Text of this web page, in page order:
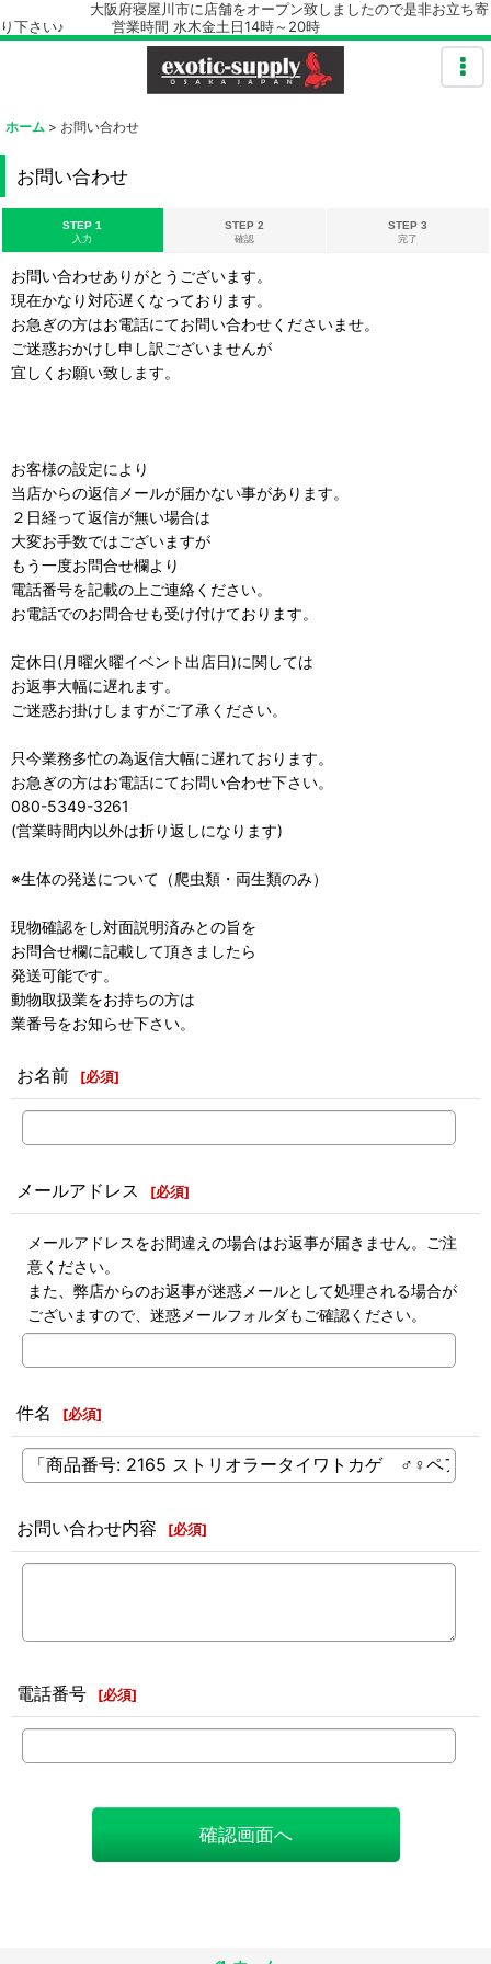
大阪府寝屋川市に店舗をオープン致しましたので是非お立ち寄
り下さい♪ 営業時間 水木金土日14時～20時
ホーム > お問い合わせ
お問い合わせ
STEP 1
入力
STEP 2
確認
STEP 3
完了
お問い合わせありがとうございます。
現在かなり対応遅くなっております。
お急ぎの方はお電話にてお問い合わせくださいませ。
ご迷惑おかけし申し訳ございませんが
宜しくお願い致します。
お客様の設定により
当店からの返信メールが届かない事があります。
２日経って返信が無い場合は
大変お手数ではございますが
もう一度お問合せ欄より
電話番号を記載の上ご連絡ください。
お電話でのお問合せも受け付けております。
定休日(月曜火曜イベント出店日)に関しては
お返事大幅に遅れます。
ご迷惑お掛けしますがご了承ください。
只今業務多忙の為返信大幅に遅れております。
お急ぎの方はお電話にてお問い合わせ下さい。
080-5349-3261
(営業時間内以外は折り返しになります)
※生体の発送について（爬虫類・両生類のみ）
現物確認をし対面説明済みとの旨を
お問合せ欄に記載して頂きましたら
発送可能です。
動物取扱業をお持ちの方は
業番号をお知らせ下さい。
お名前 [必須]
メールアドレス [必須]
メールアドレスをお間違えの場合はお返事が届きません。ご注
意ください。
また、弊店からのお返事が迷惑メールとして処理される場合が
ございますので、迷惑メールフォルダもご確認ください。
件名 [必須]
お問い合わせ内容 [必須]
電話番号 [必須]
確認画面へ